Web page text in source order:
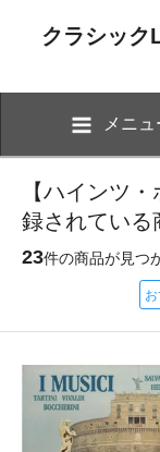
クラシック
メニュ
【ハインツ
録されている
23件の商品が見つ